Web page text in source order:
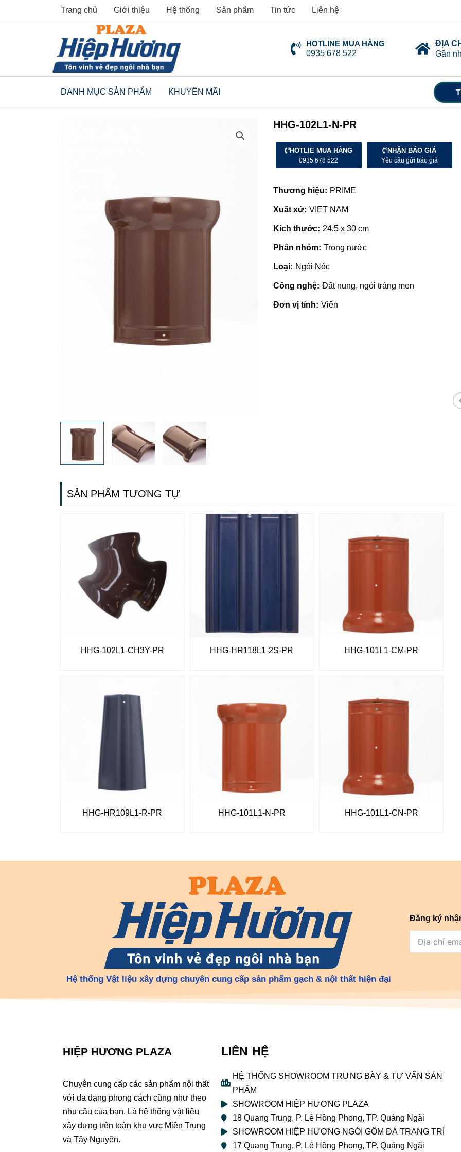
to
Trang chủ Giới thiệu Hệ thống Sản phẩm Tin tức Liên hệ
HOTLINE MUA HÀNG
0935 678 522
ĐỊA
Gần
DANH MỤC SẢN PHẨM KHUYẾN MÃI
HHG-102L1-N-PR
HOTLIE MUA HÀNG
0935 678 522
NHẬN BÁO GIÁ
Yêu cầu gửi báo giá
Thương hiệu: PRIME
Xuất xứ: VIET NAM
Kích thước: 24.5 x 30 cm
Phân nhóm: Trong nước
Loại: Ngói Nóc
Công nghệ: Đất nung, ngói tráng men
Đơn vị tính: Viên
SẢN PHẨM TƯƠNG TỰ
HHG-102L1-CH3Y-PR HHG-HR118L1-2S-PR HHG-101L1-CM-PR
HHG-HR109L1-R-PR HHG-101L1-N-PR HHG-101L1-CN-PR
Hệ thống Vật liệu xây dựng chuyên cung cấp sản phẩm gạch & nội thất hiện đại
Đăng ký
HIỆP HƯƠNG PLAZA
Chuyên cung cấp các sản phẩm nội thất
với đa dạng phong cách cũng như theo
nhu cầu của bạn. Là hệ thống vật liệu
xây dựng trên toàn khu vực Miền Trung
và Tây Nguyên.
LIÊN HỆ
HỆ THỐNG SHOWROOM TRƯNG BÀY & TƯ VẤN SẢN
PHẨM
SHOWROOM HIỆP HƯƠNG PLAZA
18 Quang Trung, P. Lê Hồng Phong, TP. Quảng Ngãi
SHOWROOM HIỆP HƯƠNG NGÓI GỐM ĐÁ TRANG TRÍ
17 Quang Trung, P. Lê Hồng Phong, TP. Quảng Ngãi